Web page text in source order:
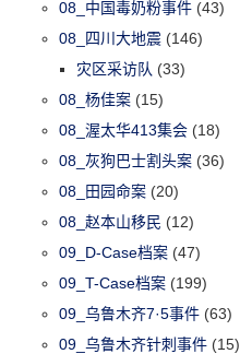
08_中国毒奶粉事件 (43)
08_四川大地震 (146)
灾区采访队 (33)
08_杨佳案 (15)
08_渥太华413集会 (18)
08_灰狗巴士割头案 (36)
08_田园命案 (20)
08_赵本山移民 (12)
09_D-Case档案 (47)
09_T-Case档案 (199)
09_乌鲁木齐7·5事件 (63)
09_乌鲁木齐针刺事件 (15)